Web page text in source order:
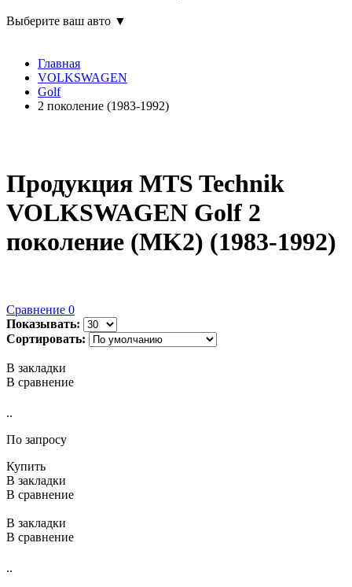
Выберите ваш авто ▼
Главная
VOLKSWAGEN
Golf
2 поколение (1983-1992)
Продукция MTS Technik
VOLKSWAGEN Golf 2
поколение (MK2) (1983-1992)
Сравнение 0
Показывать:
Сортировать:
В закладки
В сравнение
..
По запросу
Купить
В закладки
В сравнение
В закладки
В сравнение
..